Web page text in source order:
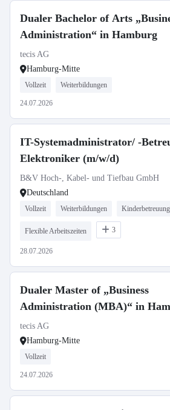
Dualer Bachelor of Arts
Administration“ in Hamburg
tecis AG
Hamburg-Mitte
Vollzeit Weiterbildungen
24.07.2026
IT-Systemadministrator/ -
Elektroniker (m/w/d)
B&V Hoch-, Kabel- und Tiefbau GmbH
Deutschland
Vollzeit Weiterbildungen Kinderbetreuung
Flexible Arbeitszeiten 3
28.07.2026
Dualer Master of „Business
Administration (MBA)“ in
tecis AG
Hamburg-Mitte
Vollzeit
24.07.2026